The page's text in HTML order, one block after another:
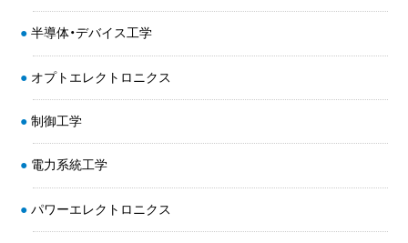
半導体・デバイス工学
オプトエレクトロニクス
制御工学
電力系統工学
パワーエレクトロニクス